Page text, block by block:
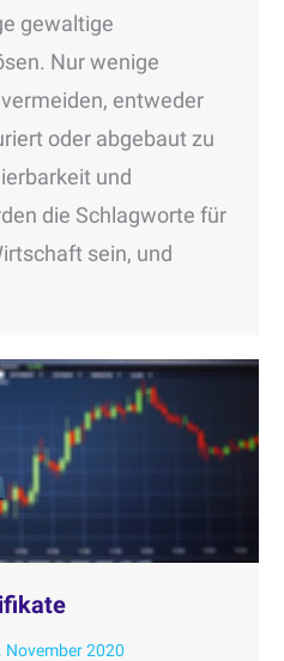
gewaltige
Nur wenige
entweder
oder abgebaut zu
und
die Schlagworte für
sein, und
November 2020